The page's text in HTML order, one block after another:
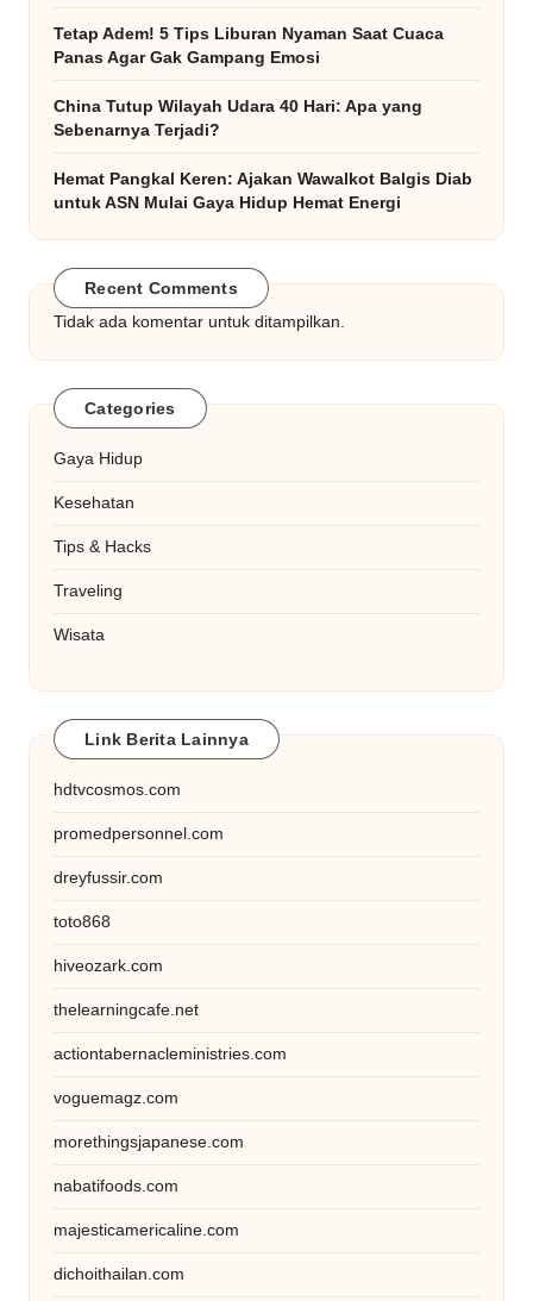
Tetap Adem! 5 Tips Liburan Nyaman Saat Cuaca
Panas Agar Gak Gampang Emosi
China Tutup Wilayah Udara 40 Hari: Apa yang
Sebenarnya Terjadi?
Hemat Pangkal Keren: Ajakan Wawalkot Balgis Diab
untuk ASN Mulai Gaya Hidup Hemat Energi
Recent Comments
Tidak ada komentar untuk ditampilkan.
Categories
Gaya Hidup
Kesehatan
Tips & Hacks
Traveling
Wisata
Link Berita Lainnya
hdtvcosmos.com
promedpersonnel.com
dreyfussir.com
toto868
hiveozark.com
thelearningcafe.net
actiontabernacleministries.com
voguemagz.com
morethingsjapanese.com
nabatifoods.com
majesticamericaline.com
dichoithailan.com